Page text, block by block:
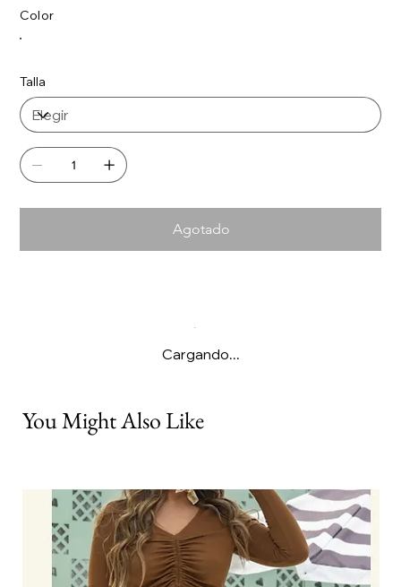
Color
Talla
Agotado
Cargando...
You Might Also Like